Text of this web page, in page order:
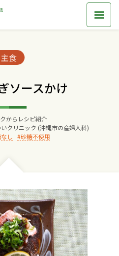
主食
ソースかけ
からレシピ紹介
いクリニック (沖縄市の産婦人科)
し 砂糖不使用
ごあいさつ
健診
ついて